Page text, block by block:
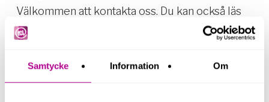
Samtycke Information Om
Välkommen att kontakta oss. Du kan också läs
mer om